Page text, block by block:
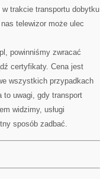
trakcie transportu dobytku
telewizor może ulec
powinniśmy zwracać
certyfikaty. Cena jest
wszystkich przypadkach
to uwagi, gdy transport
widzimy, usługi
sposób zadbać.